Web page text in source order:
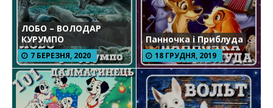
ЛОБО – ВОЛОДАР
КУРУМПО
7 БЕРЕЗНЯ, 2020
Панночка і Приблуда
18 ГРУДНЯ, 2019